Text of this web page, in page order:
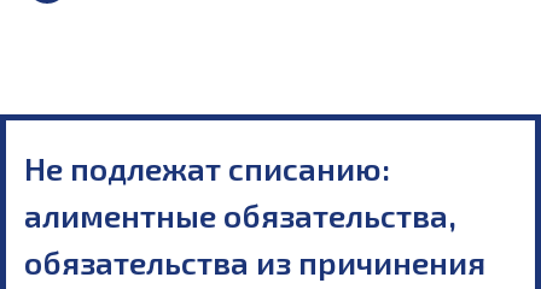
Не подлежат списанию:
алиментные обязательства,
обязательства из причинения